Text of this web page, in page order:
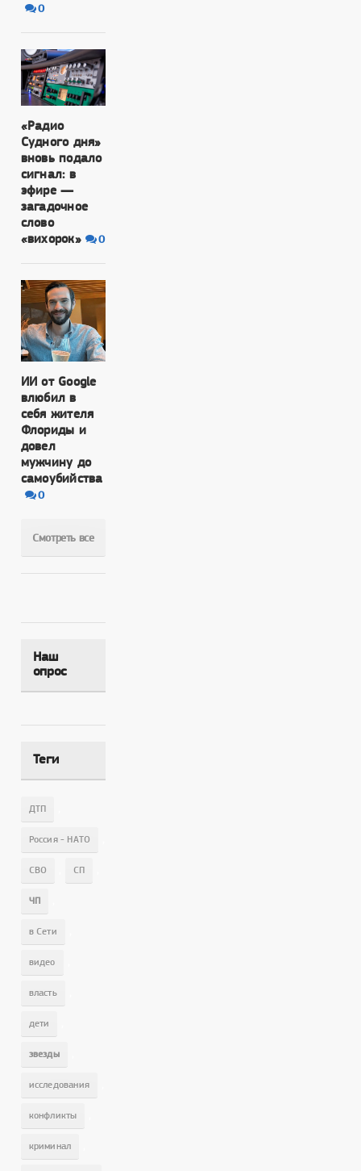
0
«Радио
Судного дня»
вновь подало
сигнал: в
эфире —
загадочное
слово
«вихорок»
0
ИИ от Google
влюбил в
себя жителя
Флориды и
довел
мужчину до
самоубийства
0
Смотреть все
Наш
опрос
Теги
ДТП
Россия - НАТО
СВО СП
ЧП
в Сети
видео
власть
дети
звезды
исследования
конфликты
криминал